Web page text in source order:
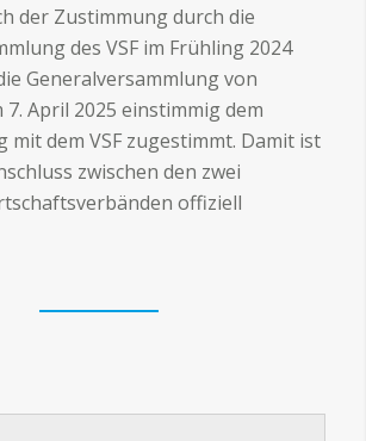
der Zustimmung durch die
des VSF im Frühling 2024
Generalversammlung von
7. April 2025 einstimmig dem
mit dem VSF zugestimmt. Damit ist
zwischen den zwei
offiziell